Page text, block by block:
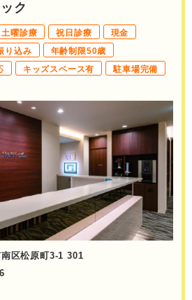
ク
土曜診療 祝日診療
現金
り込み
年齢制限50歳
キッズスペース有
駐車場完備
区松原町3-1 301